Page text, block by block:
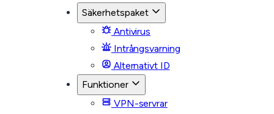
Säkerhetspaket
Antivirus
Intrångsvarning
Alternativt ID
Funktioner
VPN-servrar